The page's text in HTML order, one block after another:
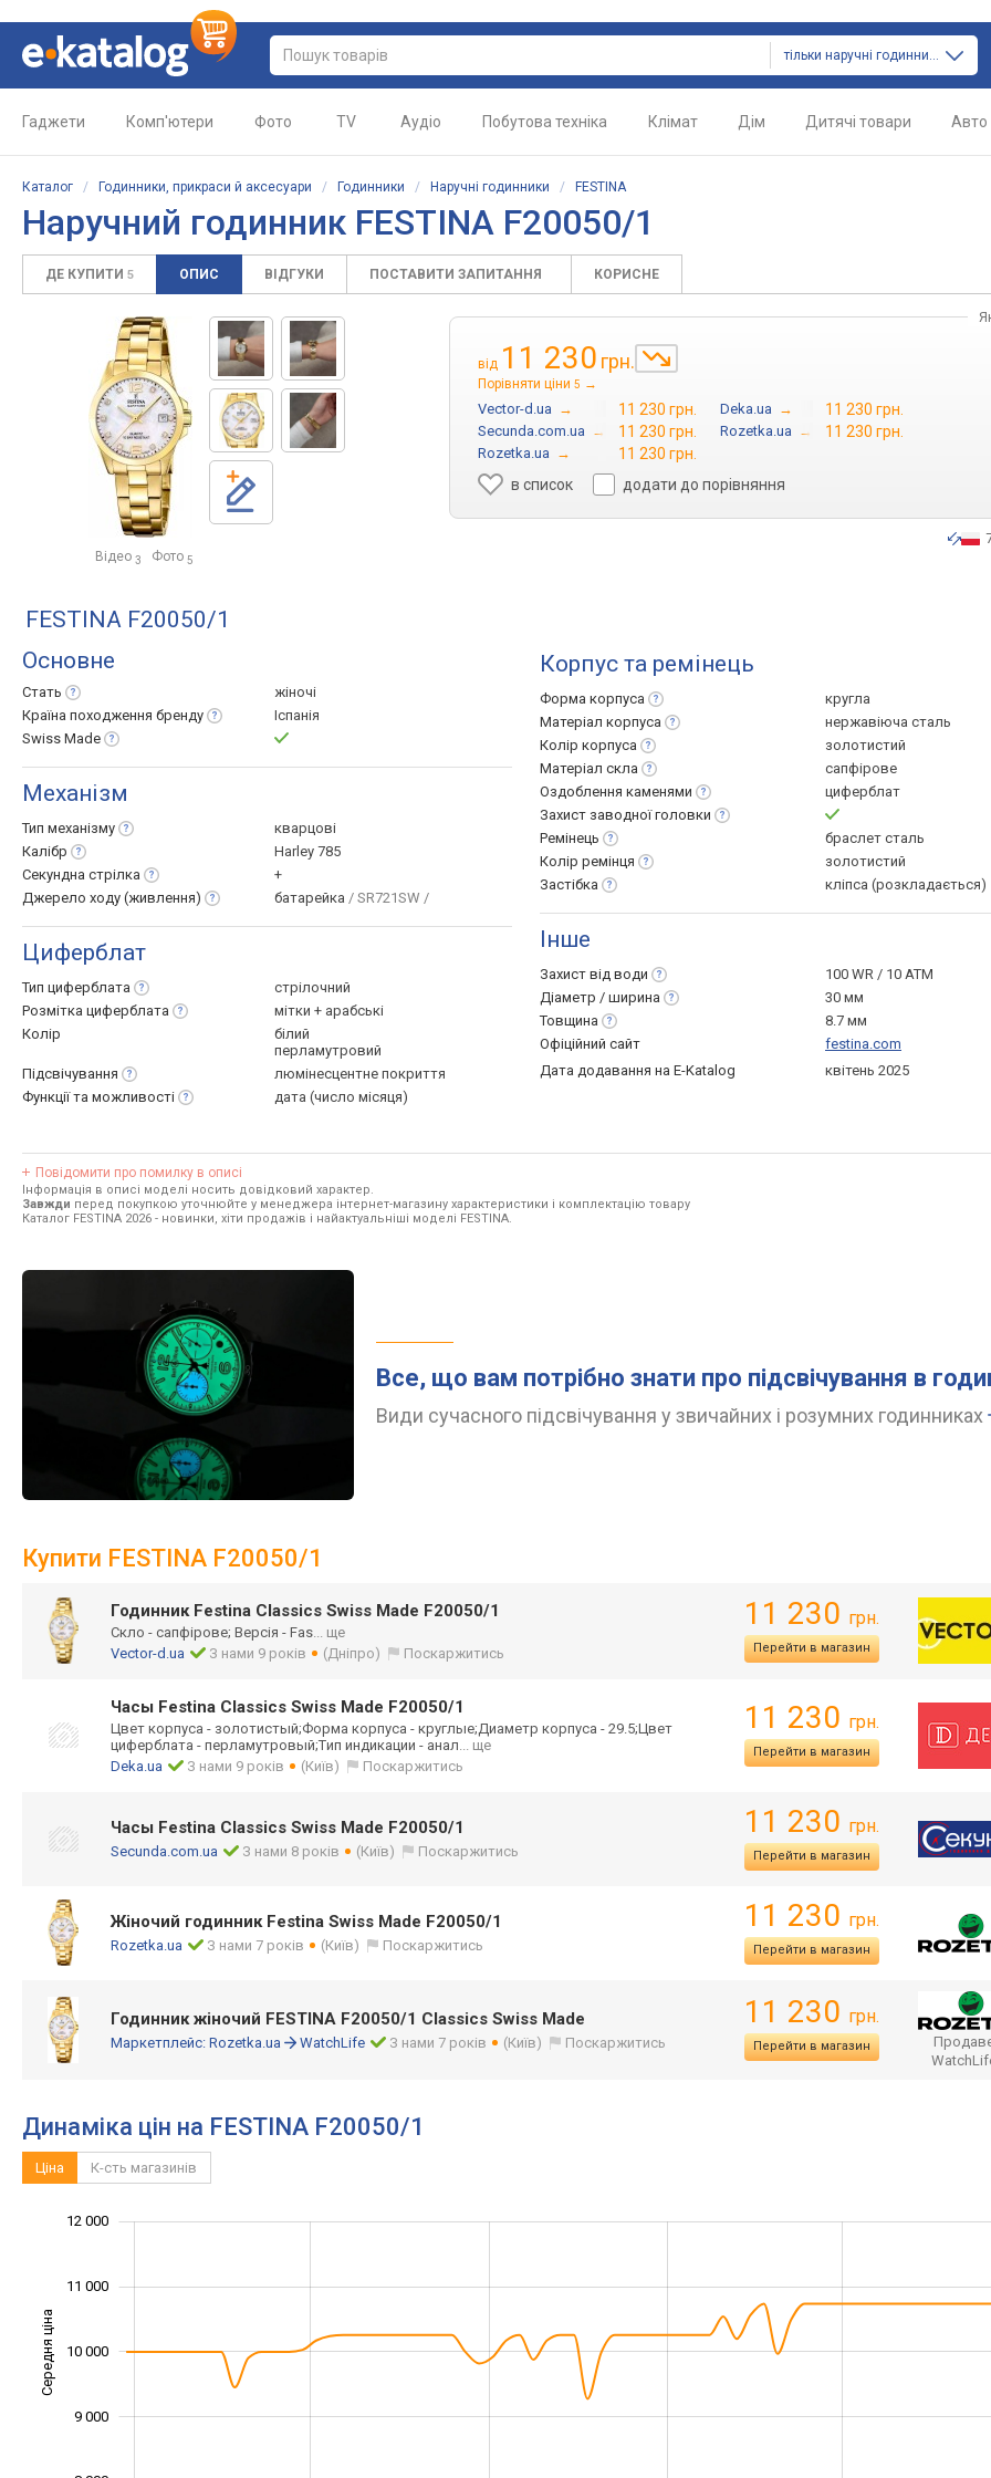
тільки наручні годинники
Гаджети Комп'ютери Фото TV Аудіо Побутова техніка Клімат Дім Дитячі товари Авто
Каталог / Годинники, прикраси й аксесуари / Годинники / Наручні годинники / FESTINA
Наручний годинник FESTINA F20050/1
ДЕ КУПИТИ 5 ОПИС ВІДГУКИ ПОСТАВИТИ ЗАПИТАННЯ КОРИСНЕ
Відео 3 Фото 5
від 11 230 грн.
Порівняти ціни 5 →
Vector-d.ua → 11 230 грн. Deka.ua → 11 230 грн.
Secunda.com.ua → 11 230 грн. Rozetka.ua → 11 230 грн.
Rozetka.ua →
11 230 грн.
в список
додати до порівняння
FESTINA F20050/1
Основне
Стать
жіночі
Країна походження бренду
Іспанія
Swiss Made
Механізм
Тип механізму
кварцові
Калібр
Harley 785
Секундна стрілка
+
Джерело ходу (живлення) батарейка / SR721SW /
Циферблат
Тип циферблата
стрілочний
Розмітка циферблата
мітки + арабські
Колір
білий
перламутровий
Підсвічування
люмінесцентне покриття
Функції та можливості дата (число місяця)
Корпус та ремінець
Форма корпуса
кругла
Матеріал корпуса
нержавіюча сталь
Колір корпуса
золотистий
Матеріал скла
сапфірове
Оздоблення каменями
циферблат
Захист заводноїголовки
Ремінець
браслет сталь
Колір ремінця
золотистий
Застібка
кліпса (розкладається)
Інше
Захист від води
100 WR / 10 ATM
Діаметр / ширина
30 мм
Товщина
8.7 мм
Офіційний сайт
festina.com
Дата додавання на E-Katalog
квітень 2025
Повідомити про помилку в описі
Інформація в описі моделі носить довідковий характер.
Завжди перед покупкою уточнюйте у менеджера інтернет-магазину характеристики і комплектацію товару
Каталог FESTINA 2026 - новинки, хіти продажів і найактуальніші моделі FESTINA.
Все, що вам потрібно знати про підсвічування в
Види сучасного підсвічування у звичайних і розумних годинниках
Купити FESTINA F20050/1
Годинник Festina Classics Swiss Made F20050/1
Скло - сапфірове; Версія - Fas... ще
Vector-d.ua
З нами 9 років (Дніпро) Поскаржитись
11 230 грн.
Перейти в магазин
Часы Festina Classics Swiss Made F20050/1
Цвет корпуса - золотистый;Форма корпуса - круглые;Диаметр корпуса - 29.5;Цвет
циферблата - перламутровый;Тип индикации - анал... ще
Deka.ua
З нами 9 років (Київ) Поскаржитись
11 230 грн.
Перейти в магазин
Часы Festina Classics Swiss Made F20050/1
Secunda.com.ua З нами 8 років (Київ) Поскаржитись
11 230 грн.
Перейти в магазин
Жіночий годинник Festina Swiss Made F20050/1
Rozetka.ua З нами 7 років (Київ) Поскаржитись
11 230 грн.
Перейти в магазин
Годинник жіночий FESTINA F20050/1 Classics Swiss Made
Маркетплейс: Rozetka.ua WatchLife З нами 7 років (Київ) Поскаржитись
11 230 грн.
Перейти в магазин
Динаміка цін на FESTINA F20050/1
Ціна К-сть магазинів
Середня ціна 10 000
9 000
10 000
11 000
12 000